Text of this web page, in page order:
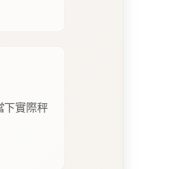
下實際秤